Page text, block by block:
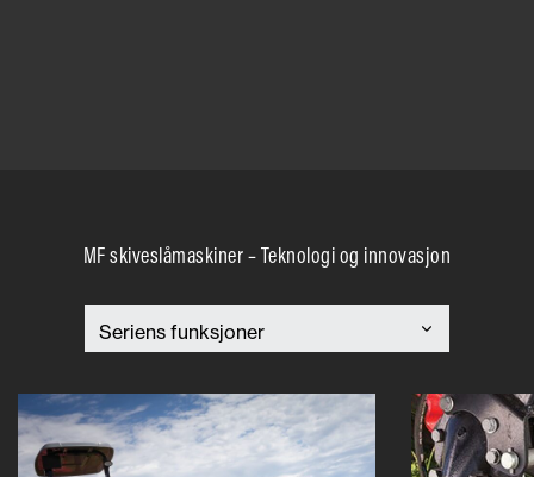
MF skiveslåmaskiner – Teknologi og innovasjon